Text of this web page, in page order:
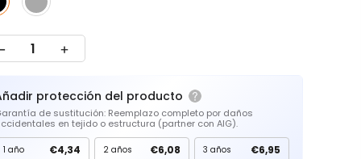
protección del producto
de sustitución: Reemplazo completo por daños
en tejido o estructura (partner con AIG).
1 año €4,34 2 años €6,08 3 años €6,95